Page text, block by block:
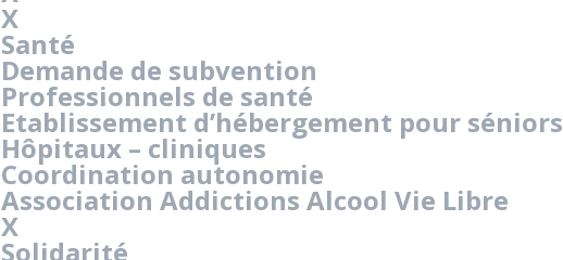
X
Santé
Demande de subvention
Professionnels de santé
Etablissement d’hébergement pour séniors
Hôpitaux – cliniques
Coordination autonomie
Association Addictions Alcool Vie Libre
X
Solidarité